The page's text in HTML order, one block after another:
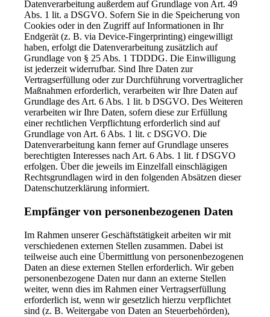
Datenverarbeitung außerdem auf Grundlage von Art. 49
Abs. 1 lit. a DSGVO. Sofern Sie in die Speicherung von
Cookies oder in den Zugriff auf Informationen in Ihr
Endgerät (z. B. via Device-Fingerprinting) eingewilligt
haben, erfolgt die Datenverarbeitung zusätzlich auf
Grundlage von § 25 Abs. 1 TDDDG. Die Einwilligung
ist jederzeit widerrufbar. Sind Ihre Daten zur
Vertragserfüllung oder zur Durchführung vorvertraglicher
Maßnahmen erforderlich, verarbeiten wir Ihre Daten auf
Grundlage des Art. 6 Abs. 1 lit. b DSGVO. Des Weiteren
verarbeiten wir Ihre Daten, sofern diese zur Erfüllung
einer rechtlichen Verpflichtung erforderlich sind auf
Grundlage von Art. 6 Abs. 1 lit. c DSGVO. Die
Datenverarbeitung kann ferner auf Grundlage unseres
berechtigten Interesses nach Art. 6 Abs. 1 lit. f DSGVO
erfolgen. Über die jeweils im Einzelfall einschlägigen
Rechtsgrundlagen wird in den folgenden Absätzen dieser
Datenschutzerklärung informiert.
Empfänger von personenbezogenen Daten
Im Rahmen unserer Geschäftstätigkeit arbeiten wir mit
verschiedenen externen Stellen zusammen. Dabei ist
teilweise auch eine Übermittlung von personenbezogenen
Daten an diese externen Stellen erforderlich. Wir geben
personenbezogene Daten nur dann an externe Stellen
weiter, wenn dies im Rahmen einer Vertragserfüllung
erforderlich ist, wenn wir gesetzlich hierzu verpflichtet
sind (z. B. Weitergabe von Daten an Steuerbehörden),